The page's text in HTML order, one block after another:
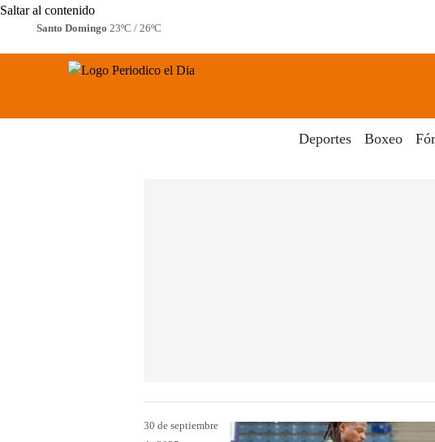
Saltar al contenido
Santo Domingo 23ºC / 26ºC
Deportes Boxeo
30 de septiembre